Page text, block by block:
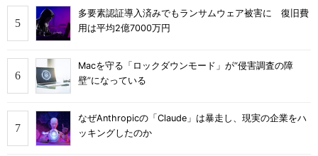
多要素認証導入済みでもランサムウェア被害に 復旧費
用は平均2億7000万円
Macを守る「ロックダウンモード」が“侵害調査の障
壁”になっている
なぜAnthropicの「Claude」は暴走し、現実の企業をハ
ッキングしたのか